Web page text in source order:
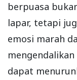
berpuasa
lapar, tetapi
emosi marah
dapat